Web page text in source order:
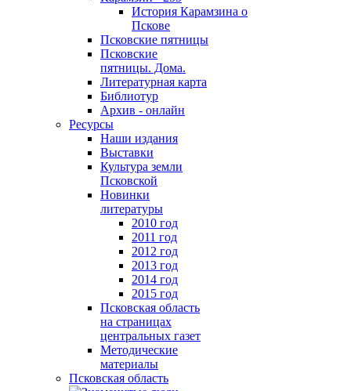
История Карамзина о
Пскове
Псковские пятницы
Псковские
пятницы. Дома.
Литературная карта
Библиотур
Архив - онлайн
Ресурсы
Наши издания
Выставки
Культура земли
Псковской
Новинки
литературы
2010 год
2011 год
2012 год
2013 год
2014 год
2015 год
Псковская область
на страницах
центральных газет
Методические
материалы
Псковская область